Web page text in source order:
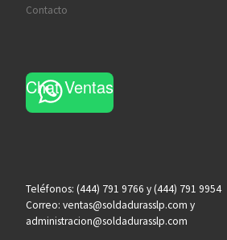
Contacto
Chat Ventas
Teléfonos: (444) 791 9766 y (444) 791 9954
Correo: ventas@soldadurasslp.com y
administracion@soldadurasslp.com